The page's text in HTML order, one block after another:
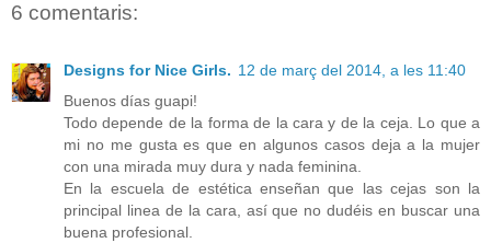
6 comentaris:
Designs for Nice Girls. 12 de març del 2014, a les 11:40
Buenos días guapi!
Todo depende de la forma de la cara y de la ceja. Lo que a
mi no me gusta es que en algunos casos deja a la mujer
con una mirada muy dura y nada feminina.
En la escuela de estética enseñan que las cejas son la
principal linea de la cara, así que no dudéis en buscar una
buena profesional.